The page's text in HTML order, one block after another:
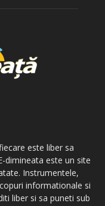
este liber sa
dimineata este un site
Instrumentele,
informationale si
liber si sa puneti sub